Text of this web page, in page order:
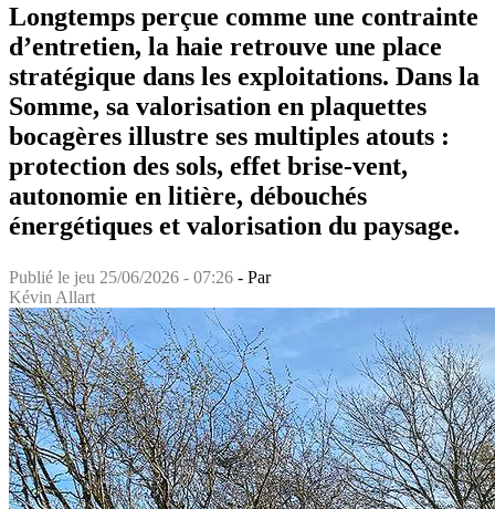
Longtemps perçue comme une contrainte
d’entretien, la haie retrouve une place
stratégique dans les exploitations. Dans la
Somme, sa valorisation en plaquettes
bocagères illustre ses multiples atouts :
protection des sols, effet brise-vent,
autonomie en litière, débouchés
énergétiques et valorisation du paysage.
Publié le jeu 25/06/2026 - 07:26 - Par
Kévin Allart